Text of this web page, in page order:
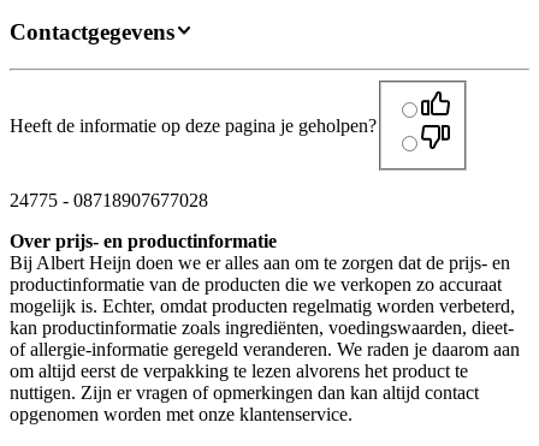
Contactgegevens
Heeft de informatie op deze pagina je geholpen?
24775 - 08718907677028
Over prijs- en productinformatie
Bij Albert Heijn doen we er alles aan om te zorgen dat de prijs- en
productinformatie van de producten die we verkopen zo accuraat
mogelijk is. Echter, omdat producten regelmatig worden verbeterd,
kan productinformatie zoals ingrediënten, voedingswaarden, dieet-
of allergie-informatie geregeld veranderen. We raden je daarom aan
om altijd eerst de verpakking te lezen alvorens het product te
nuttigen. Zijn er vragen of opmerkingen dan kan altijd contact
opgenomen worden met onze klantenservice.